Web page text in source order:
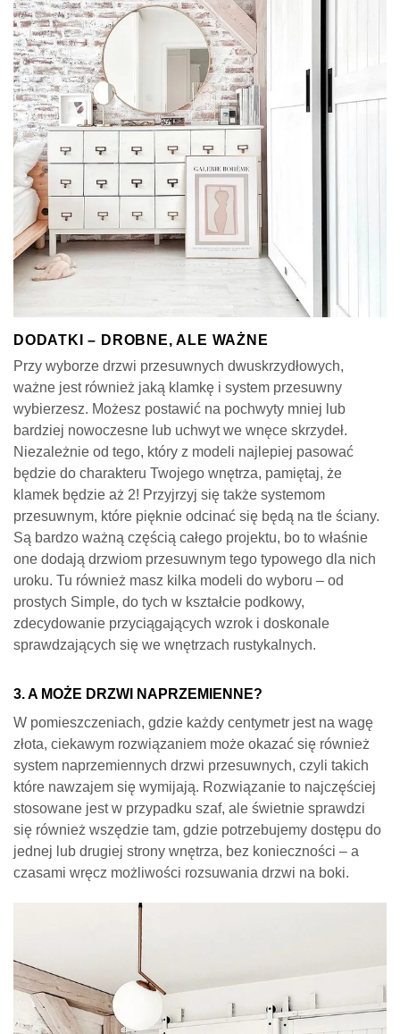
ważne jest również jaką klamkę i system przesuwny
wybierzesz. Możesz postawić na pochwyty mniej lub
bardziej nowoczesne lub uchwyt we wnęce skrzydeł.
Niezależnie od tego, który z modeli najlepiej pasować
będzie do charakteru Twojego wnętrza, pamiętaj, że
klamek będzie aż 2! Przyjrzyj się także systemom
przesuwnym, które pięknie odcinać się będą na tle ściany.
Są bardzo ważną częścią całego projektu, bo to właśnie
one dodają drzwiom przesuwnym tego typowego dla nich
uroku. Tu również masz kilka modeli do wyboru – od
prostych Simple, do tych w kształcie podkowy,
zdecydowanie przyciągających wzrok i doskonale
sprawdzających się we wnętrzach rustykalnych.
złota, ciekawym rozwiązaniem może okazać się również
system naprzemiennych drzwi przesuwnych, czyli takich
które nawzajem się wymijają. Rozwiązanie to najczęściej
stosowane jest w przypadku szaf, ale świetnie sprawdzi
się również wszędzie tam, gdzie potrzebujemy dostępu do
jednej lub drugiej strony wnętrza, bez konieczności – a
czasami wręcz możliwości rozsuwania drzwi na boki.